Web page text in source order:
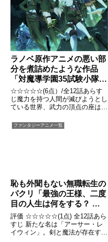
ラノベ原作アニメの悪い部
分を煮詰めたような作品
「対魔導学園35試験小隊」
レビュー
☆☆☆☆☆(6点）/全12話あらす
じ魔力を持つ人間が滅びようとし
ている世界、武力の頂点の座は剣
っていた。残存する魔力の脅威を
取り締まる『異端審問官』の育成
ファンタジーアニメ一覧
恥も外聞もない無職転生の
パクリ「最強の王様、二度
目の人生は何をする？ 」
レビュー
評価 ☆☆☆☆☆(1点) 全12話あら
すじ 新たな名は「アーサー・レ
イウィン」。剣と魔法が存在する